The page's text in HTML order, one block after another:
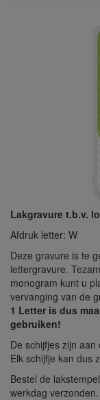
Lakgravure t.b.v.
Afdruk letter: W
Deze gravure is te
lettergravure.
monogram kunt u
vervanging van de
1 Letter is dus
gebruiken!
De schijfjes zijn
Elk schijfje kan dus
Bestel de
werkdag verzonden.